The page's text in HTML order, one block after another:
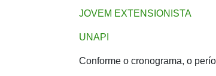
JOVEM EXTENSIONISTA
UNAPI
Conforme o cronograma, o